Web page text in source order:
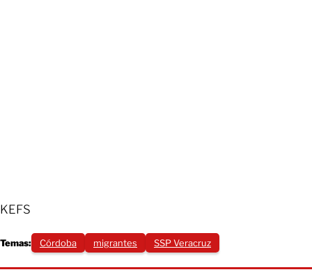
KEFS
Temas: Córdoba migrantes SSP Veracruz